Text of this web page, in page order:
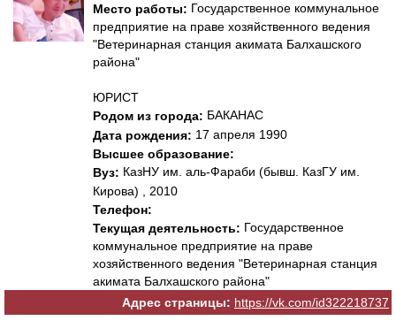
Место работы: Государственное коммунальное
предприятие на праве хозяйственного ведения
"Ветеринарная станция акимата Балхашского
района"
ЮРИСТ
Родом из города: БАКАНАС
Дата рождения: 17 апреля 1990
Высшее образование:
Вуз: КазНУ им. аль-Фараби (бывш. КазГУ им.
Кирова) , 2010
Телефон:
Текущая деятельность: Государственное
коммунальное предприятие на праве
хозяйственного ведения "Ветеринарная станция
акимата Балхашского района"
Адрес страницы: https://vk.com/id322218737